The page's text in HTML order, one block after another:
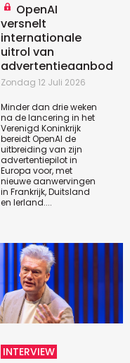
OpenAI
versnelt
internationale
uitrol van
advertentieaanbod
Zondag 12 Juli 2026
Minder dan drie weken
na de lancering in het
Verenigd Koninkrijk
bereidt OpenAI de
uitbreiding van zijn
advertentiepilot in
Europa voor, met
nieuwe aanwervingen
in Frankrijk, Duitsland
en Ierland....
INTERVIEW